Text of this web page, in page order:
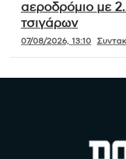
αεροδρόμιο με
τσιγάρων
07/08/2026, 13:10